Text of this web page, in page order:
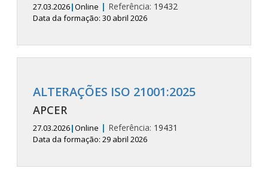
27.03.2026|Online | Referência: 19432
Data da formação: 30 abril 2026
ALTERAÇÕES ISO 21001:2025
APCER
27.03.2026|Online | Referência: 19431
Data da formação: 29 abril 2026